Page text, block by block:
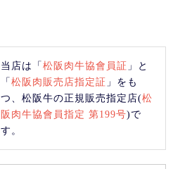
当店は「松阪肉牛協會員証 」と
「松阪肉販売店指定証 」をも
つ、松阪牛の正規販売指定店(松
阪肉牛協會員指定 第199号)で
す。